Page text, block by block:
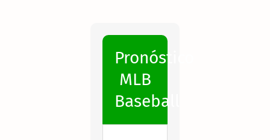
Pronóstico
MLB
Baseball